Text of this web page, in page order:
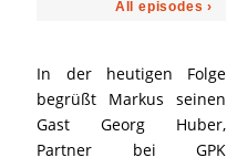
In der heutigen Folge
begrüßt Markus seinen
Gast Georg Huber,
Partner bei GPK